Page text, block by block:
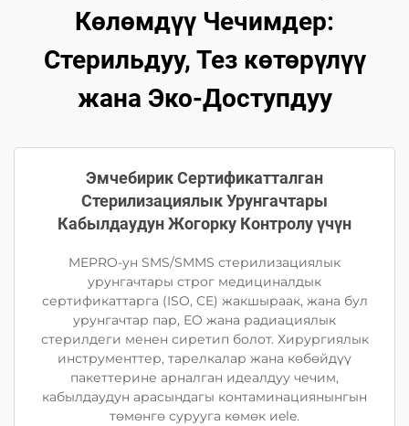
Көлөмдүү Чечимдер:
Стерильдуу, Тез көтөрүлүү
жана Эко-Доступдуу
Эмчебирик Сертификатталган
Стерилизациялык Урунгачтары
Кабылдаудун Жогорку Контролу үчүн
MEPRO-ун SMS/SMMS стерилизациялык
урунгачтары строг медициналдык
сертификаттарга (ISO, CE) жакшыраак, жана бул
урунгачтар пар, EO жана радиациялык
стерилдеги менен сиретип болот. Хирургиялык
инструменттер, тарелкалар жана көбөйдүү
пакеттерине арналган идеалдуу чечим,
кабылдаудун арасындагы контаминациянынгын
төмөнгө сурууга көмөк иele.